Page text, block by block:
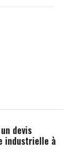
devis
industrielle à